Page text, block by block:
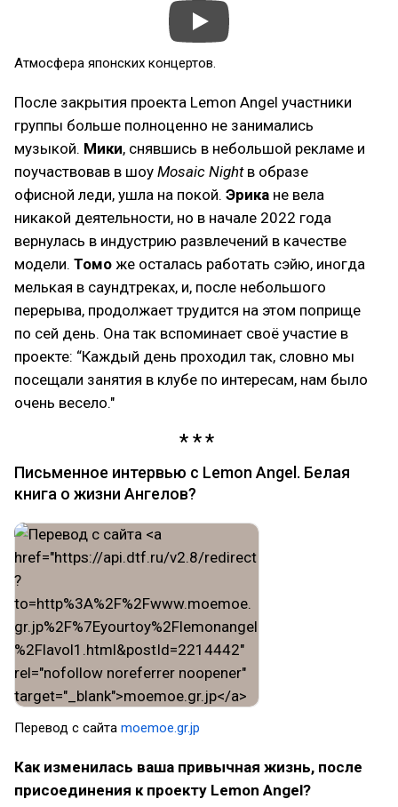
Атмосфера японских концертов.
После закрытия проекта Lemon Angel участники
группы больше полноценно не занимались
музыкой. Мики, снявшись в небольшой рекламе и
поучаствовав в шоу Mosaic Night в образе
офисной леди, ушла на покой. Эрика не вела
никакой деятельности, но в начале 2022 года
вернулась в индустрию развлечений в качестве
модели. Томо же осталась работать сэйю, иногда
мелькая в саундтреках, и, после небольшого
перерыва, продолжает трудится на этом поприще
по сей день. Она так вспоминает своё участие в
проекте: “Каждый день проходил так, словно мы
посещали занятия в клубе по интересам, нам было
очень весело."
Письменное интервью с Lemon Angel. Белая
книга о жизни Ангелов?
Перевод с сайта moemoe.gr.jp
Как изменилась ваша привычная жизнь, после
присоединения к проекту Lemon Angel?